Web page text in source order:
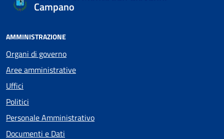
Campano
AMMINISTRAZIONE
Organi di governo
Aree amministrative
Uffici
Politici
Personale Amministrativo
Documenti e Dati